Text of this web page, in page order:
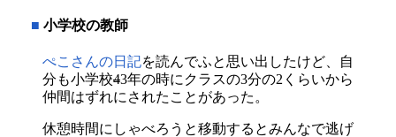
■ 小学校の教師
ぺこさんの日記を読んでふと思い出したけど、自
分も小学校43年の時にクラスの3分の2くらいから
仲間はずれにされたことがあった。
休憩時間にしゃべろうと移動するとみんなで逃げ